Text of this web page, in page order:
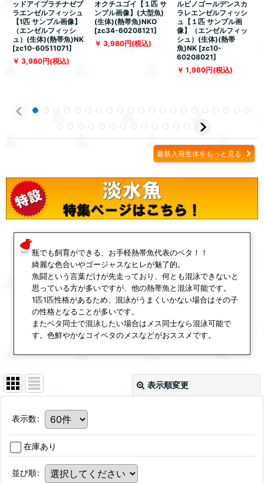
ッドアイプラチナゼブ
ラエンゼルフィッシュ
【1匹 サンプル画像】
（エンゼルフィッシ
ュ）(生体)(熱帯魚)NK
[zc10-60511071]
3,980円(税込)
オクチユゴイ【１匹 サ
ンプル画像】(大型魚)
(生体)(熱帯魚)NKO
[zc34-60208121]
3,980円(税込)
ルビノゴールデンスカ
ラレエンゼルフィッシ
ュ【１匹 サンプル画
像】（エンゼルフィッ
シュ）(生体)(熱帯
魚)NK [zc10-
60208021]
1,980円(税込)
最新入荷生体をもっと見る
瓶でも飼育ができる、お手軽熱帯魚代表のベタ！！
綺麗な色合いやゴージャスなヒレが魅了的。
魚闘という言葉だけが先走っており、何とも混泳できないと
思っている方が多いですが、他の熱帯魚と混泳可能です。
1匹1匹性格があるため、混泳がうまくいかない場合はその子
の性格となることが多いです。
またベタ同士で混泳したい場合はメス同士なら混泳可能で
す。色鮮やかなコイベタのメスなどがおススメです。
表示順変更
表示数:
在庫あり
並び順: